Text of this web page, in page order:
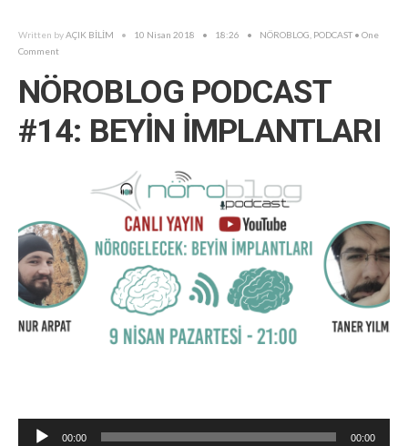
Written byAÇIK BİLİM • 10 Nisan 2018 • 18:26 • NÖROBLOG PODCAST • One
Comment
NÖROBLOG PODCAST
#14: BEYİN İMPLANTLARI
Ses
00:00 00:00